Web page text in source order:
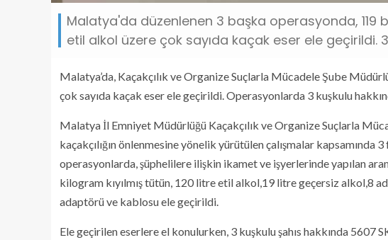
Malatya'da düzenlenen 3 başka operasyonda, 119
etil alkol üzere çok sayıda kaçak eser ele geçirildi.
Malatya’da, Kaçakçılık ve Organize Suçlarla Mücadele Şube
çok sayıda kaçak eser ele geçirildi. Operasyonlarda 3 kuşkulu
Malatya İl Emniyet Müdürlüğü Kaçakçılık ve Organize Suçlarla
kaçakçılığın önlenmesine yönelik yürütülen çalışmalar kapsamında
operasyonlarda, şüphelilere ilişkin ikamet ve işyerlerinde yapılan
kilogram kıyılmış tütün, 120 litre etil alkol,19 litre geçersiz alkol,8
adaptörü ve kablosu ele geçirildi.
Ele geçirilen eserlere el konulurken, 3 kuşkulu şahıs hakkında 5607